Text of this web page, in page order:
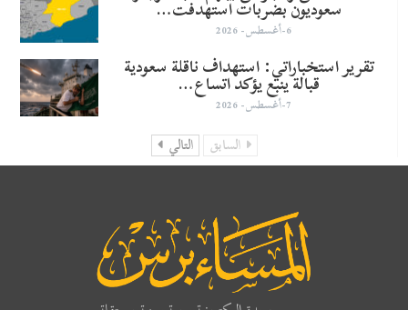
سعوديون بضربات استهدفت…
6-أغسطس- 2026
تقرير استخباراتي: استهداف ناقلة سعودية
قبالة ينبع يؤكد اتساع…
7-أغسطس- 2026
السابق التالي